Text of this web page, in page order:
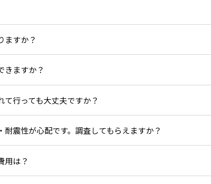
ますか？
きますか？
行っても大丈夫ですか？
震性が心配です。調査してもらえますか？
用は？